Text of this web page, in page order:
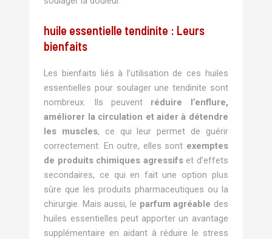
huile essentielle tendinite : Leurs
bienfaits
Les bienfaits liés à l’utilisation de ces huiles
essentielles pour soulager une tendinite sont
nombreux. Ils peuvent réduire l’enflure,
améliorer la circulation et aider à détendre
les muscles, ce qui leur permet de guérir
correctement. En outre, elles sont exemptes
de produits chimiques agressifset d’effets
secondaires, ce qui en fait une option plus
sûre que les produits pharmaceutiques ou la
chirurgie. Mais aussi, le parfum agréable des
huiles essentielles peut apporter un avantage
supplémentaire en aidant à réduire le stress